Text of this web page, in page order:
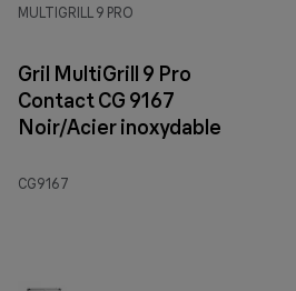
MULTIGRILL 9 PRO
Gril MultiGrill 9 Pro
Contact CG 9167
Noir/Acier inoxydable
CG9167